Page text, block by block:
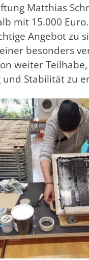
Matthias
mit 15.000
Angebot zu
besonders
weiter Teilhabe,
Stabilität zu